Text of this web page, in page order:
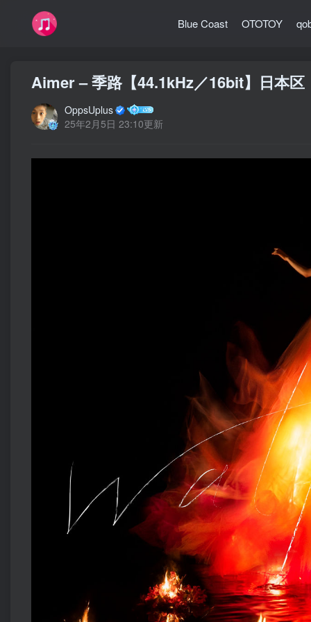
Blue Coast OTOTOY
Aimer – 季路【44.1kHz／16bit】日本区
OppsUplus
25年2月5日 23:10更新